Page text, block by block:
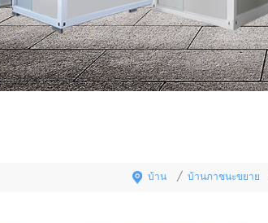
บ้าน / บ้านภาชนะขยาย